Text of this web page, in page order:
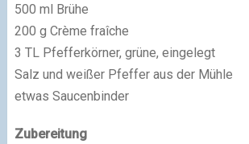
500 ml Brühe
200 g Crème fraîche
3 TL Pfefferkörner, grüne, eingelegt
Salz und weißer Pfeffer aus der Mühle
etwas Saucenbinder
Zubereitung